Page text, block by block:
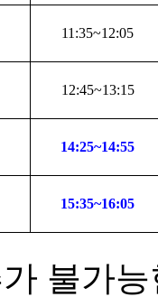
11:35~12:05
12:45~13:15
14:25~14:55
15:35~16:05
불가